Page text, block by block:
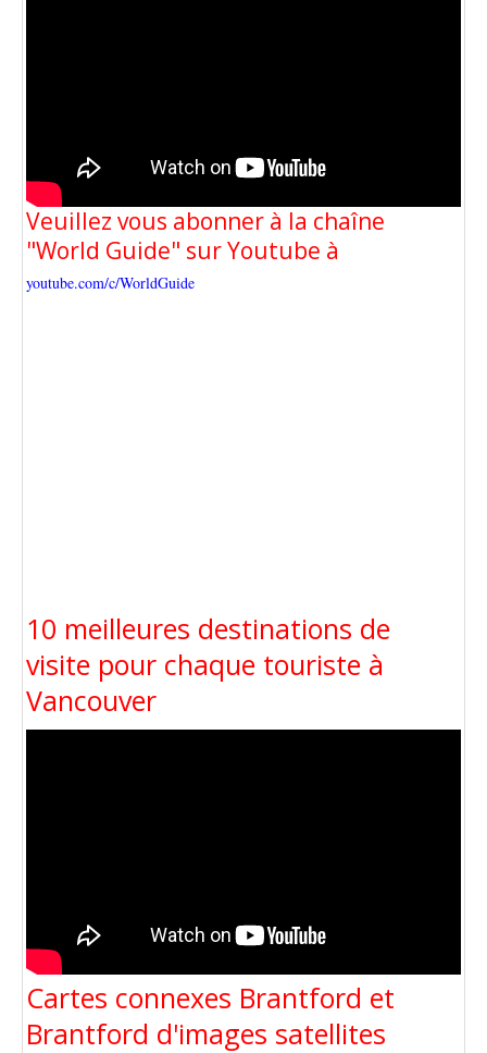
Veuillez vous abonner à la chaîne
"World Guide" sur Youtube à
youtube.com/c/WorldGuide
10 meilleures destinations de
visite pour chaque touriste à
Vancouver
Cartes connexes Brantford et
Brantford d'images satellites